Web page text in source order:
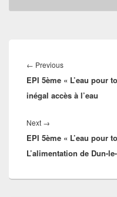
de
l’article
← PreviousPrevious
post:
EPI 5ème « L’eau pour
inégal accès à l’eau
Next →
post:
EPI 5ème « L’eau pour
L’alimentation de Dun-